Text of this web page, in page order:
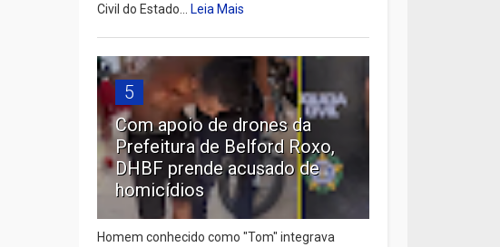
Civil do Estado...Leia Mais
5
Com apoio de drones da
Prefeitura de Belford Roxo,
DHBF prende acusado de
homicídios
Homem conhecido como "Tom" integrava